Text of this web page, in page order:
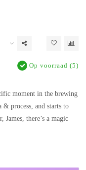
Op voorraad (5)
moment in the brewing
& process, and starts to
there’s a magic